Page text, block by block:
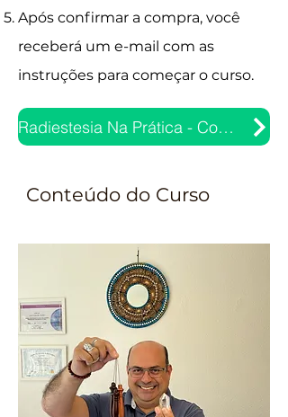
Após confirmar a compra, você
receberá um e-mail com as
instruções para começar o curso.
Radiestesia Na Prática - Compre Aqui
Conteúdo do Curso